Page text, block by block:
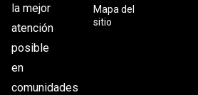
la mejor
atención
posible
en
comunidades
Mapa del
sitio